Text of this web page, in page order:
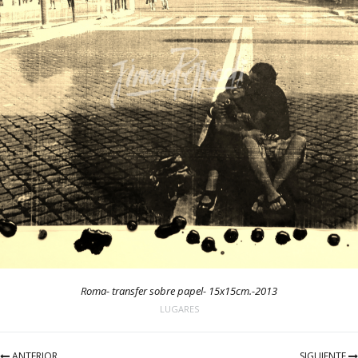
Roma- transfer sobre papel- 15x15cm.-2013
LUGARES